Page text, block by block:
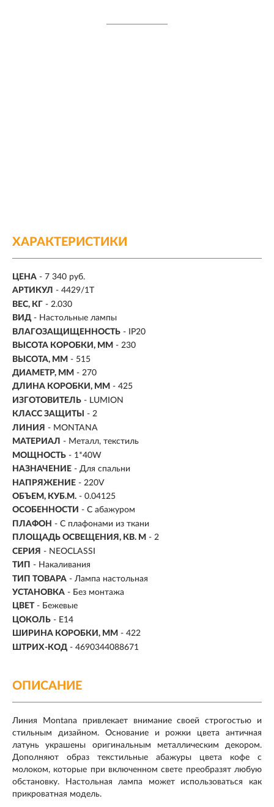
ХАРАКТЕРИСТИКИ
ЦЕНА - 7 340 руб.
АРТИКУЛ - 4429/1T
ВЕС, КГ - 2.030
ВИД - Настольные лампы
ВЛАГОЗАЩИЩЕННОСТЬ - IP20
ВЫСОТА КОРОБКИ, ММ - 230
ВЫСОТА, ММ - 515
ДИАМЕТР, ММ - 270
ДЛИНА КОРОБКИ, ММ - 425
ИЗГОТОВИТЕЛЬ - LUMION
КЛАСС ЗАЩИТЫ
- 2
ЛИНИЯ - MONTANA
МАТЕРИАЛ - Металл, текстиль
МОЩНОСТЬ - 1*40W
НАЗНАЧЕНИЕ - Для спальни
НАПРЯЖЕНИЕ - 220V
ОБЪЕМ, КУБ.М. - 0.04125
ОСОБЕННОСТИ - С абажуром
ПЛАФОН - С плафонами из ткани
ПЛОЩАДЬ ОСВЕЩЕНИЯ, КВ. М - 2
СЕРИЯ - NEOCLASSI
ТИП - Накаливания
ТИП ТОВАРА - Лампа настольная
УСТАНОВКА - Без монтажа
ЦВЕТ - Бежевые
ЦОКОЛЬ - E14
ШИРИНА КОРОБКИ, ММ - 422
ШТРИХ-КОД - 4690344088671
ОПИСАНИЕ
Линия Montana привлекает внимание своей строгостью и
стильным дизайном. Основание и рожки цвета античная
латунь украшены оригинальным металлическим декором.
Дополняют образ текстильные абажуры цвета кофе с
молоком, которые при включенном свете преобразят любую
обстановку. Настольная лампа может использоваться как
прикроватная модель.